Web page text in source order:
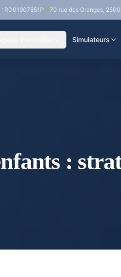
: RD01907851P 70 rue des Granges,
Simulateurs
: